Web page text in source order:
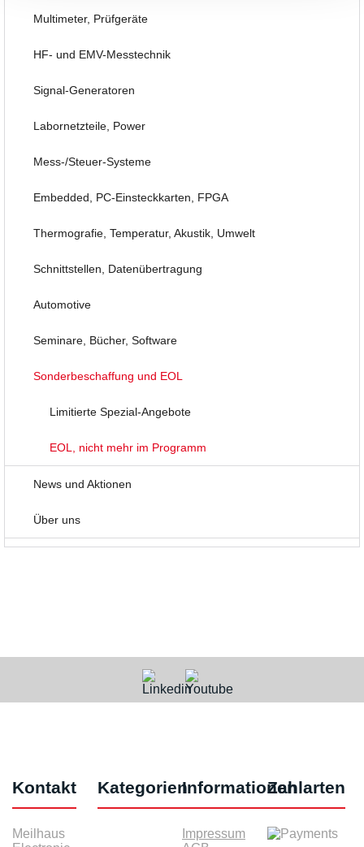
Multimeter, Prüfgeräte
HF- und EMV-Messtechnik
Signal-Generatoren
Labornetzteile, Power
Mess-/Steuer-Systeme
Embedded, PC-Einsteckkarten, FPGA
Thermografie, Temperatur, Akustik, Umwelt
Schnittstellen, Datenübertragung
Automotive
Seminare, Bücher, Software
Sonderbeschaffung und EOL
Limitierte Spezial-Angebote
EOL, nicht mehr im Programm
News und Aktionen
Über uns
Kontakt
Meilhaus
KategorienInformationen
Impressum
Zahlarten